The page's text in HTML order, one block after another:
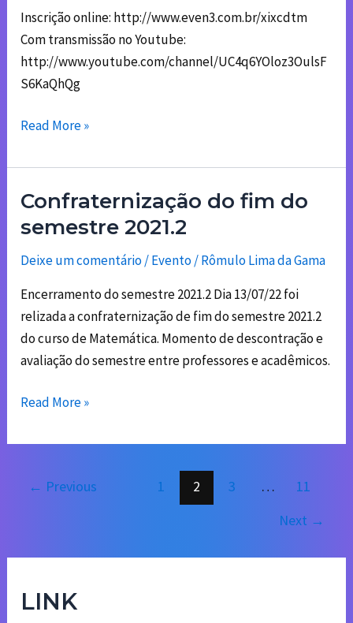
Inscrição online: http://www.even3.com.br/xixcdtm
Com transmissão no Youtube:
http://www.youtube.com/channel/UC4q6YOloz3OulsF
S6KaQhQg
híbrida
em
04
e
Read More »
Confraternização do fim do
semestre 2021.2
Deixe um comentário/Evento/Rômulo Lima da Gama
Encerramento do semestre 2021.2 Dia 13/07/22 foi
relizada a confraternização de fim do semestre 2021.2
do curso de Matemática. Momento de descontração e
avaliação do semestre entre professores e acadêmicos.
Confraternização
do
do
semestre
2021.2
Read More »
← Previous 1 2 3 …
11
Next →
LINK